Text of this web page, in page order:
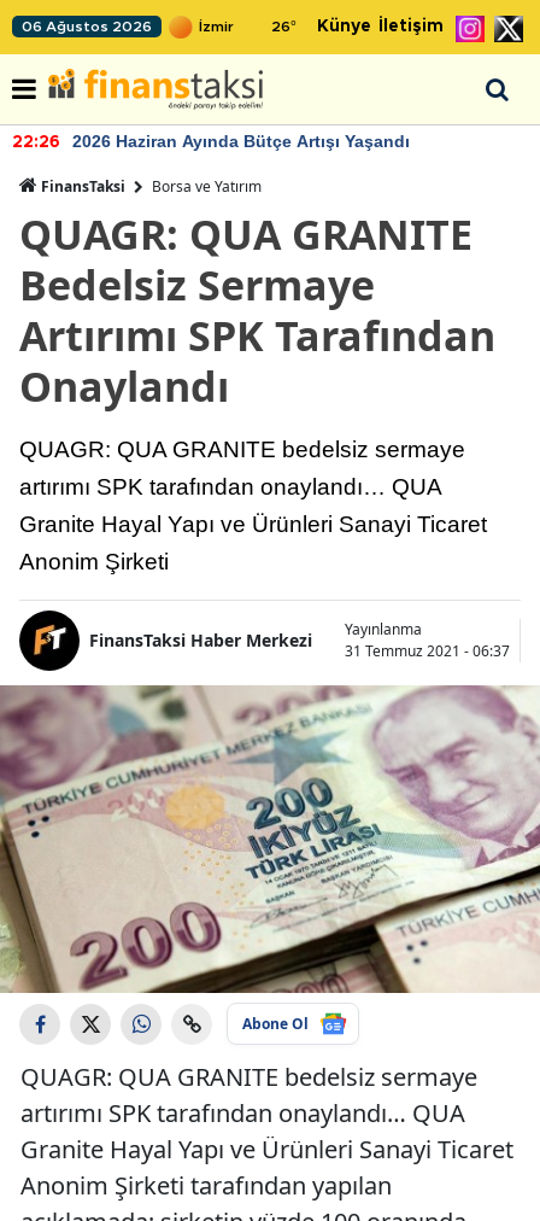
06 Ağustos 2026 26° Künye İletişim
22:26 2026 Haziran Ayında Bütçe Artışı Yaşandı
FinansTaksi Borsa ve Yatırım
QUAGR: QUA GRANITE
Bedelsiz Sermaye
Artırımı SPK Tarafından
Onaylandı
QUAGR: QUA GRANITE bedelsiz sermaye
artırımı SPK tarafından onaylandı… QUA
Granite Hayal Yapı ve Ürünleri Sanayi Ticaret
Anonim Şirketi
FinansTaksi Haber Merkezi
Yayınlanma
31 Temmuz 2021 - 06:37
Abone Ol
QUAGR: QUA GRANITE bedelsiz sermaye
artırımı SPK tarafından onaylandı… QUA
Granite Hayal Yapı ve Ürünleri Sanayi Ticaret
Anonim Şirketi tarafından yapılan